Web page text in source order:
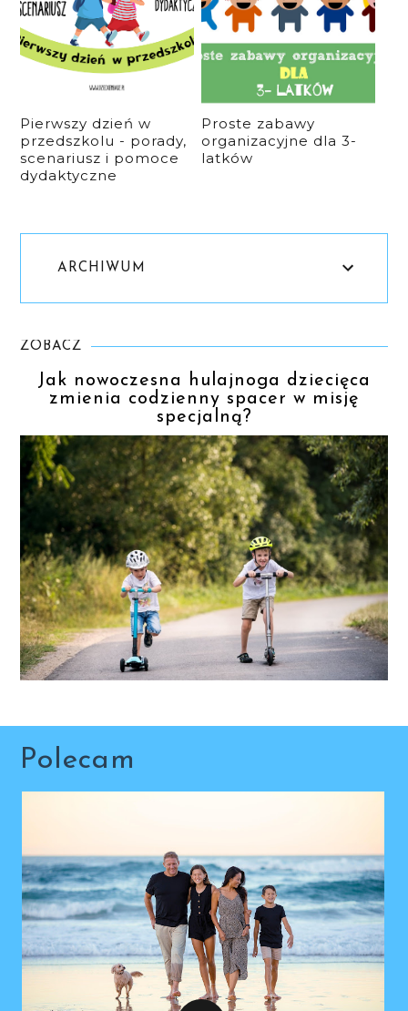
Pierwszy dzień w
przedszkolu - porady,
scenariusz i pomoce
dydaktyczne
Proste zabawy
organizacyjne dla 3-
latków
ARCHIWUM
ZOBACZ
Jak nowoczesna hulajnoga dziecięca
zmienia codzienny spacer w misję
specjalną?
Polecam